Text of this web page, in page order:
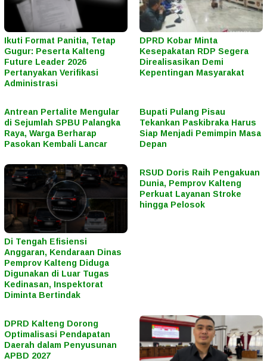
Ikuti Format Panitia, Tetap
Gugur: Peserta Kalteng
Future Leader 2026
Pertanyakan Verifikasi
Administrasi
DPRD Kobar Minta
Kesepakatan RDP Segera
Direalisasikan Demi
Kepentingan Masyarakat
Antrean Pertalite Mengular
di Sejumlah SPBU Palangka
Raya, Warga Berharap
Pasokan Kembali Lancar
Bupati Pulang Pisau
Tekankan Paskibraka Harus
Siap Menjadi Pemimpin Masa
Depan
Di Tengah Efisiensi
Anggaran, Kendaraan Dinas
Pemprov Kalteng Diduga
Digunakan di Luar Tugas
Kedinasan, Inspektorat
Diminta Bertindak
RSUD Doris Raih Pengakuan
Dunia, Pemprov Kalteng
Perkuat Layanan Stroke
hingga Pelosok
DPRD Kalteng Dorong
Optimalisasi Pendapatan
Daerah dalam Penyusunan
APBD 2027